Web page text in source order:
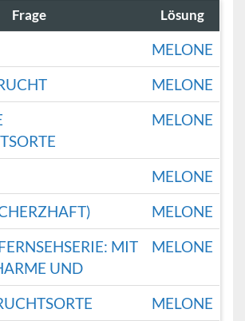
Frage Lösung
MELONE
MELONE
MELONE
MELONE
MELONE
MIT
UND
MELONE
MELONE